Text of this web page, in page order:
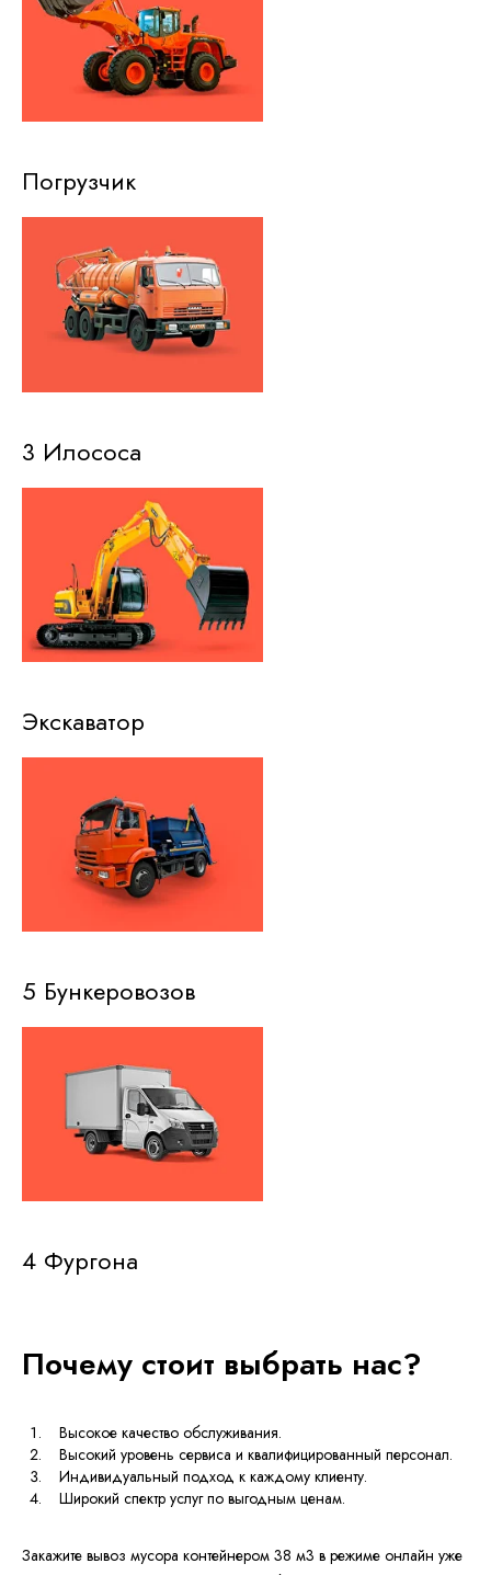
Погрузчик
3 Илососа
Экскаватор
5 Бункеровозов
4 Фургона
Почему стоит выбрать нас?
Высокое качество обслуживания.
Высокий уровень сервиса и квалифицированный персонал.
Индивидуальный подход к каждому клиенту.
Широкий спектр услуг по выгодным ценам.
Закажите вывоз мусора контейнером 38 м3 в режиме онлайн уже